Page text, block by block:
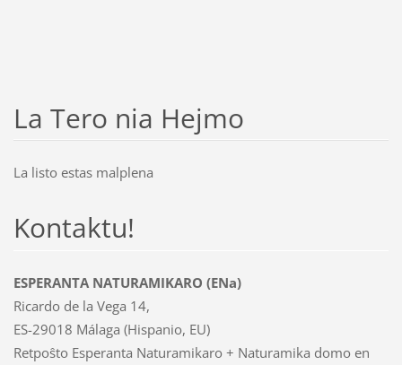
La Tero nia Hejmo
La listo estas malplena
Kontaktu!
ESPERANTA NATURAMIKARO (ENa)
Ricardo de la Vega 14,
ES-29018 Málaga (Hispanio, EU)
Retpoŝto Esperanta Naturamikaro + Naturamika domo en